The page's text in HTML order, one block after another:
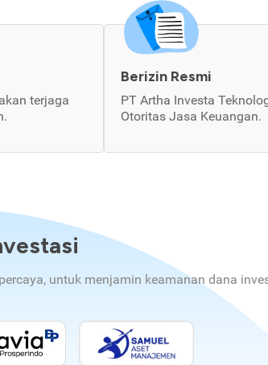
terjaga
Berizin Resmi
PT Artha Investa
Otoritas Jasa Keuangan.
untuk menjamin keamanan dana